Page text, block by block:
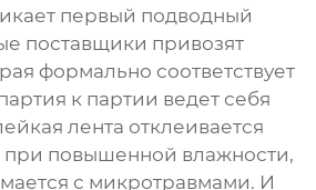
первый подводный
поставщики привозят
формально соответствует
к партии ведет себя
лента отклеивается
повышенной влажности,
с микротравмами. И